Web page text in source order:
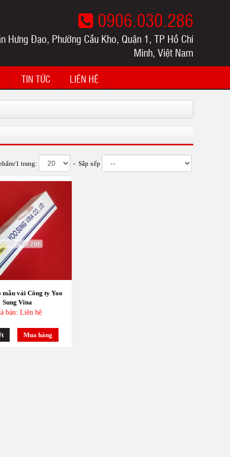
0906.030.286
Hưng Đạo, Phường Cầu Kho, Quận 1, TP Hồ Chí
Minh, Việt Nam
TIN TỨC LIÊN HỆ
1 trang: - Sắp xếp
mẫu vải Công ty Yoo
Sung Vina
bán: Liên hệ
Mua hàng